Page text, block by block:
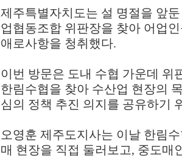
제주특별자치도는 설 명절을 앞
업협동조합 위판장을 찾아 어업
애로사항을 청취했다.
이번 방문은 도내 수협 가운데 위
한림수협을 찾아 수산업 현장의
심의 정책 추진 의지를 공유하기
오영훈 제주도지사는 이날 한림
매 현장을 직접 둘러보고, 중도매